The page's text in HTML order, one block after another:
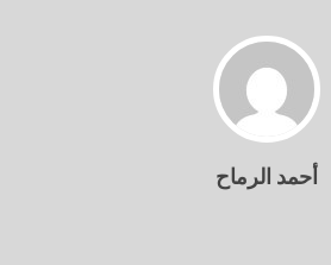
أحمد الرماح